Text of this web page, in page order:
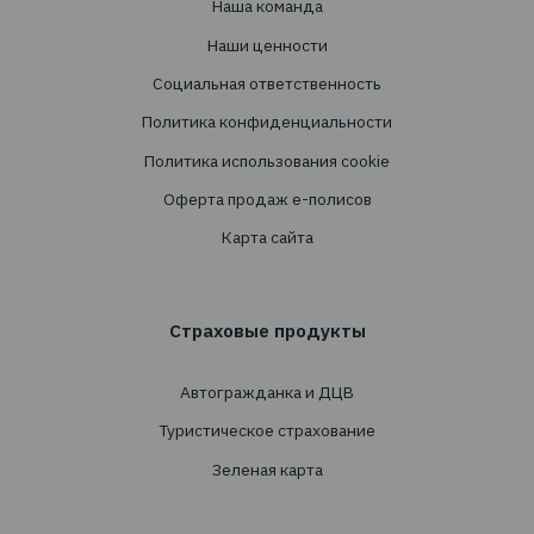
Адрес: 03124, г. Киев, ул. Волноваська 3,
Услуги
Создание страховых программ
Проведение тендеров
Сопровождение
Cтрахованиe
Личное страхование